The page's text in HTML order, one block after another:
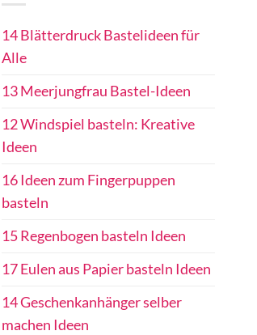
14 Blätterdruck Bastelideen für
Alle
13 Meerjungfrau Bastel-Ideen
12 Windspiel basteln: Kreative
Ideen
16 Ideen zum Fingerpuppen
basteln
15 Regenbogen basteln Ideen
17 Eulen aus Papier basteln Ideen
14 Geschenkanhänger selber
machen Ideen